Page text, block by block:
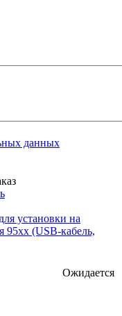
данных
установки на
95xx (USB-кабель,
Ожидается